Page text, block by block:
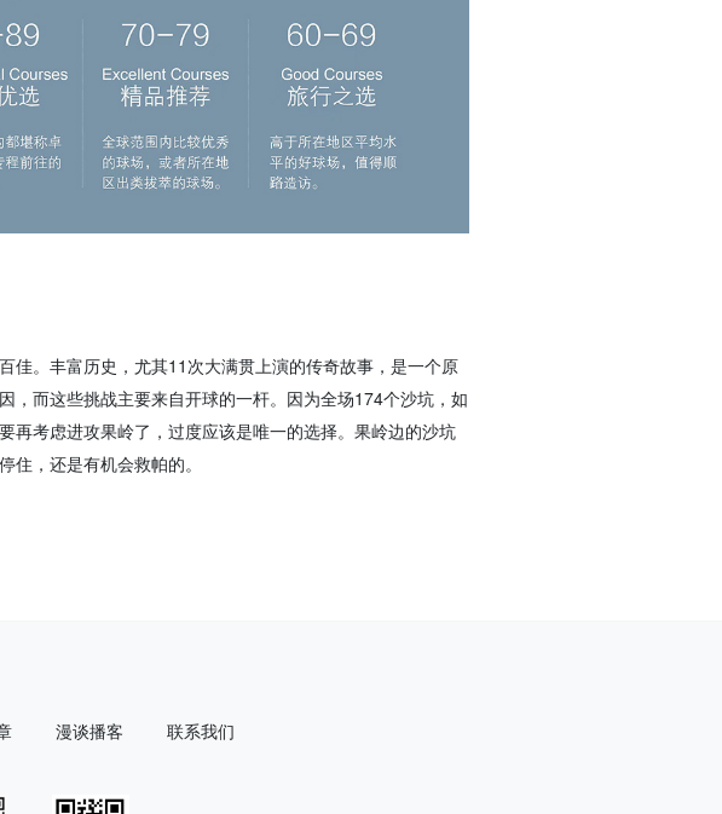
佳。丰富历史，尤其11次大满贯上演的传奇故事，是一个原
，而这些挑战主要来自开球的一杆。因为全场174个沙坑，如
再考虑进攻果岭了，过度应该是唯一的选择。果岭边的沙坑
住，还是有机会救帕的。
漫谈播客 联系我们